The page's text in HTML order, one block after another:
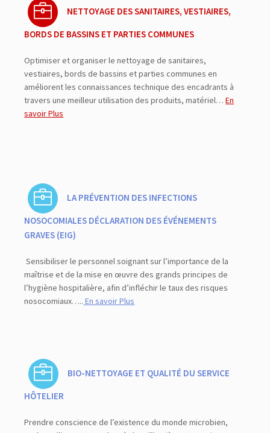
NETTOYAGE DES SANITAIRES, VESTIAIRES,
BORDS DE BASSINS ET PARTIES COMMUNES
Optimiser et organiser le nettoyage de sanitaires,
vestiaires, bords de bassins et parties communes en
améliorent les connaissances technique des encadrants à
travers une meilleur utilisation des produits, matériel… En
savoir Plus
LA PRÉVENTION DES INFECTIONS
NOSOCOMIALES DÉCLARATION DES ÉVÉNEMENTS
GRAVES (EIG)
Sensibiliser le personnel soignant sur l’importance de la
maîtrise et de la mise en œuvre des grands principes de
l’hygiène hospitalière, afin d’infléchir le taux des risques
nosocomiaux….. En savoir Plus
BIO-NETTOYAGE ET QUALITÉ DU SERVICE
HÔTELIER
Prendre conscience de l’existence du monde microbien,